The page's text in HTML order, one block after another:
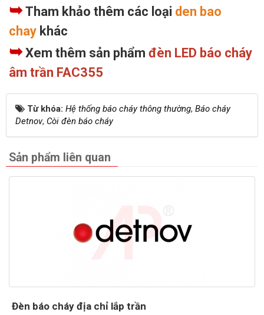
➥Tham khảo thêm các loại den bao
chay khác
➥Xem thêm sản phẩm đèn LED báo cháy
âm trần FAC355
Từ khóa: Hệ thống báo cháy thông thường, Báo cháy
Detnov, Còi đèn báo cháy
Sản phẩm liên quan
Đèn báo cháy địa chỉ lắp trần